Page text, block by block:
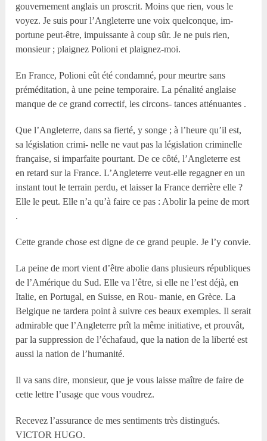
gouvernement anglais un proscrit. Moins que rien, vous le
voyez. Je suis pour l’Angleterre une voix quelconque, im-
portune peut-être, impuissante à coup sûr. Je ne puis rien,
monsieur ; plaignez Polioni et plaignez-moi.
En France, Polioni eût été condamné, pour meurtre sans
préméditation, à une peine temporaire. La pénalité anglaise
manque de ce grand correctif, les circons- tances atténuantes .
Que l’Angleterre, dans sa fierté, y songe ; à l’heure qu’il est,
sa législation crimi- nelle ne vaut pas la législation criminelle
française, si imparfaite pourtant. De ce côté, l’Angleterre est
en retard sur la France. L’Angleterre veut-elle regagner en un
instant tout le terrain perdu, et laisser la France derrière elle ?
Elle le peut. Elle n’a qu’à faire ce pas : Abolir la peine de mort
.
Cette grande chose est digne de ce grand peuple. Je l’y convie.
La peine de mort vient d’être abolie dans plusieurs républiques
de l’Amérique du Sud. Elle va l’être, si elle ne l’est déjà, en
Italie, en Portugal, en Suisse, en Rou- manie, en Grèce. La
Belgique ne tardera point à suivre ces beaux exemples. Il serait
admirable que l’Angleterre prît la même initiative, et prouvât,
par la suppression de l’échafaud, que la nation de la liberté est
aussi la nation de l’humanité.
Il va sans dire, monsieur, que je vous laisse maître de faire de
cette lettre l’usage que vous voudrez.
Recevez l’assurance de mes sentiments très distingués.
VICTOR HUGO.